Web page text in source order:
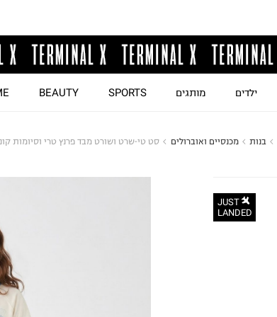
ילדים מותגים SPORTS
BEAUTY
בנות מכנסיים ואוברולים סט טי-שרט ושורט מבד פרנץ טרי וסיומות
JUST
LANDED